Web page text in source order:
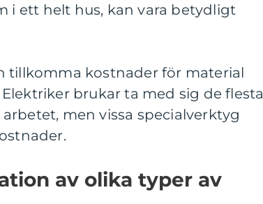
i ett helt hus, kan vara betydligt
tillkomma kostnader för material
brukar ta med sig de flesta
men vissa specialverktyg
av olika typer av